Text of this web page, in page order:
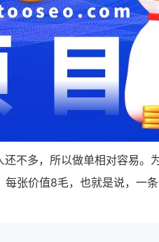
不多，所以做单相对容易。
张价值8毛，也就是说，一